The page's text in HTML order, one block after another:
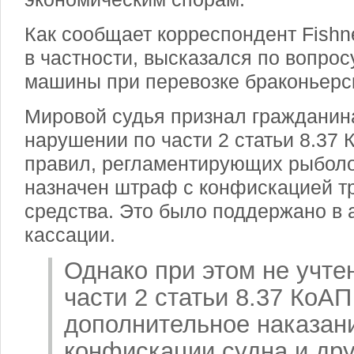
Как сообщает корреспондент
в частности, высказался по
машины при перевозке
Мировой судья признал
нарушении по части 2 статьи
правил, регламентирующих
назначен штраф с конфискацией
средства. Это было поддержано в
кассации.
Однако при этом не
части 2 статьи 8.37
дополнительное